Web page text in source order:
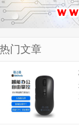
热门文章